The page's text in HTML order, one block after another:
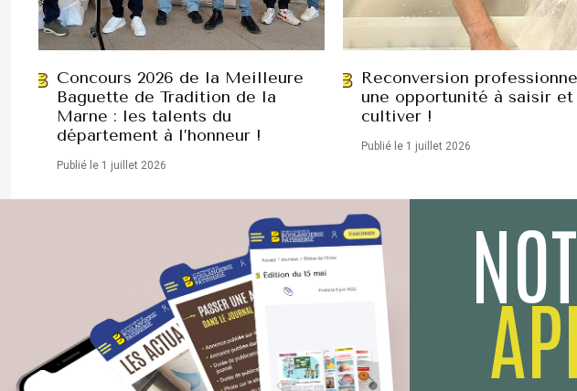
Concours 2026 de la Meilleure
Baguette de Tradition de la
Marne : les talents du
département à l’honneur !
Publié le 1 juillet 2026
Reconversion
une opportunité à saisir et
cultiver !
Publié le 1 juillet 2026